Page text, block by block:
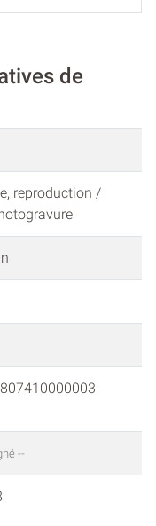
de
reproduction /
--